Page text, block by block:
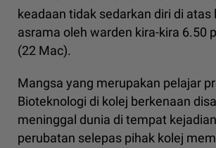
keadaan tidak sedarkan diri di atas
asrama oleh warden kira-kira 6.50
(22 Mac).
Mangsa yang merupakan pelajar
Bioteknologi di kolej berkenaan
meninggal dunia di tempat
perubatan selepas pihak kolej